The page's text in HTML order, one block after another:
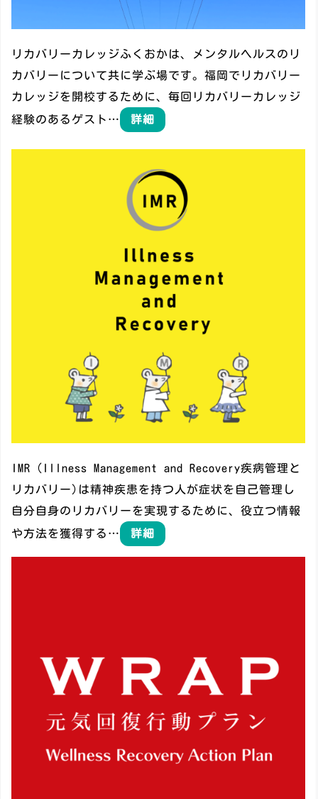
リカバリーカレッジふくおかは、メンタルヘルスのリ
カバリーについて共に学ぶ場です。福岡でリカバリー
カレッジを開校するために、毎回リカバリーカレッジ
経験のあるゲスト…
詳細
IMR（Illness Management and Recovery疾病管理と
リカバリー)は精神疾患を持つ人が症状を自己管理し
自分自身のリカバリーを実現するために、役立つ情報
や方法を獲得する…
詳細